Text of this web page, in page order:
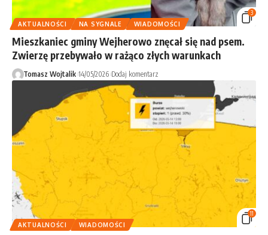
3
AKTUALNOŚCI
NA SYGNALE WIADOMOŚCI
Mieszkaniec gminy Wejherowo znęcał się nad psem.
Zwierzę przebywało w rażąco złych warunkach
Tomasz Wojtalik 14/05/2026 Dodaj komentarz
11
AKTUALNOŚCI
WIADOMOŚCI